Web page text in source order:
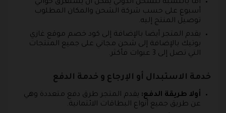
أما بالنسبة للشحن الدولي يمكن أن يستغرق حوالي
أسبوع على حسب شركة الشحن والمكان المطلوب
توصيل المنتج إليه.
يقدم المتجر أيضا بالإضافة إلى كود خصم موقع غازي
بوتيك بالإضافة إلى شحن مجاني على جميع المنتجات
التي تصل إلى 3 عبوات فأكثر.
خدمة الاستبدال أو الإرجاع و خدمة الدفع
أولا طريقة الدفع: يقدم المتجر طرق دفع متعددة وهي
عن طريق جميع أنواع البطاقات الائتمانية.